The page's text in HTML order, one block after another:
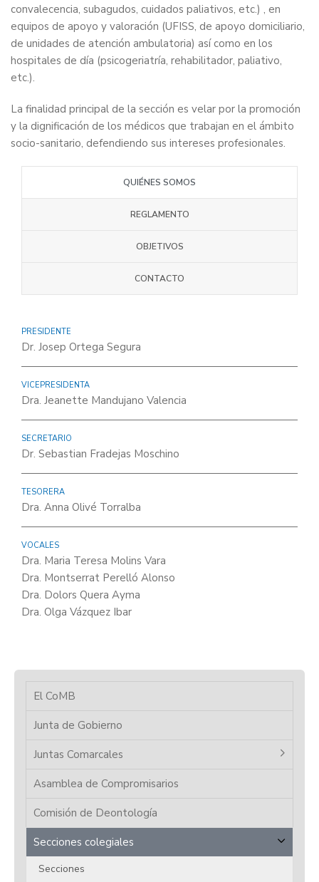
convalecencia, subagudos, cuidados paliativos, etc.) , en
equipos de apoyo y valoración (UFISS, de apoyo domiciliario,
de unidades de atención ambulatoria) así como en los
hospitales de día (psicogeriatría, rehabilitador, paliativo,
etc.).
La finalidad principal de la sección es velar por la promoción
y la dignificación de los médicos que trabajan en el ámbito
socio-sanitario, defendiendo sus intereses profesionales.
QUIÉNES SOMOS
REGLAMENTO
OBJETIVOS
CONTACTO
PRESIDENTE
Dr. Josep Ortega Segura
VICEPRESIDENTA
Dra. Jeanette Mandujano Valencia
SECRETARIO
Dr. Sebastian Fradejas Moschino
TESORERA
Dra. Anna Olivé Torralba
VOCALES
Dra. Maria Teresa Molins Vara
Dra. Montserrat Perelló Alonso
Dra. Dolors Quera Ayma
Dra. Olga Vázquez Ibar
El CoMB
Junta de Gobierno
Juntas Comarcales
Asamblea de Compromisarios
Comisión de Deontología
Secciones colegiales
Secciones